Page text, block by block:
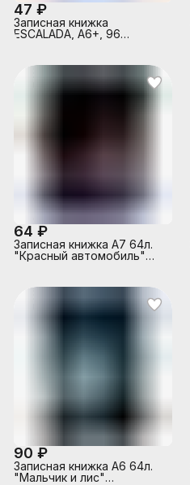
47 ₽
Записная книжка
ESCALADA, А6+, 96
переплёт
64 ₽
Записная книжка А7 64л.
"Красный автомобиль"
90 ₽
Записная книжка А6 64л.
"Мальчик и лис"